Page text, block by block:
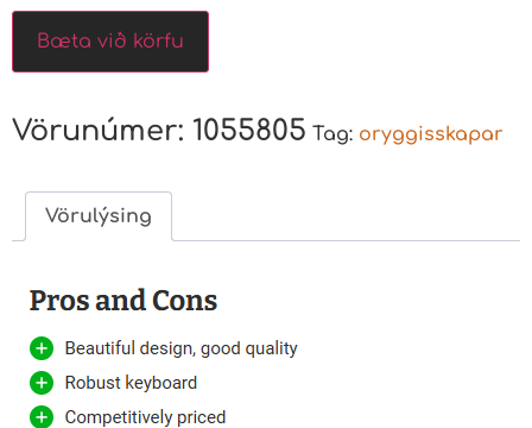
Bæta við körfu
Vörunúmer: 1055805 Tag: oryggisskapar
Vörulýsing